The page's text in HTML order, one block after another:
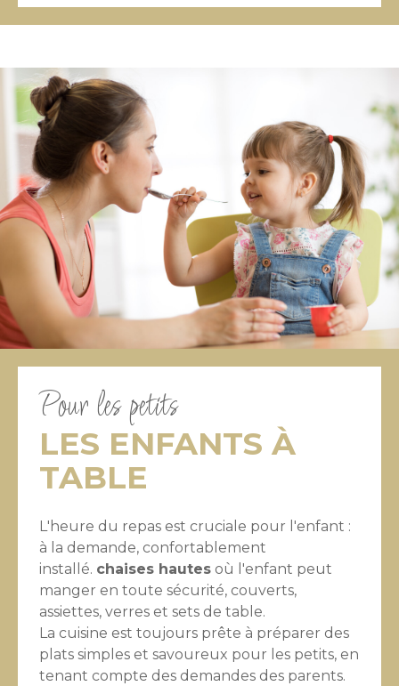
Pour les petits
LES ENFANTS À
TABLE
L'heure du repas est cruciale pour l'enfant :
à la demande, confortablement
installé. chaises hautes où l'enfant peut
manger en toute sécurité, couverts,
assiettes, verres et sets de table.
La cuisine est toujours prête à préparer des
plats simples et savoureux pour les petits, en
tenant compte des demandes des parents.